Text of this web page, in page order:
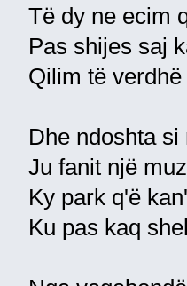
Të dy ne ecim
Pas shijes saj
Qilim të
Dhe ndoshta
Ju fanit një
Ky park q'ë
Ku pas kaq